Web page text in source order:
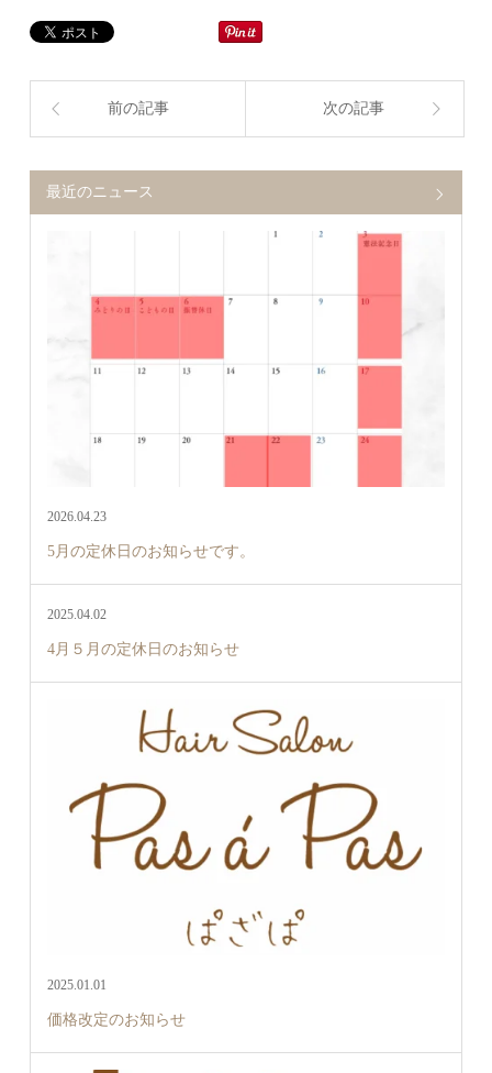
前の記事 次の記事
最近のニュース
2026.04.23
5月の定休日のお知らせです。
2025.04.02
4月５月の定休日のお知らせ
2025.01.01
価格改定のお知らせ